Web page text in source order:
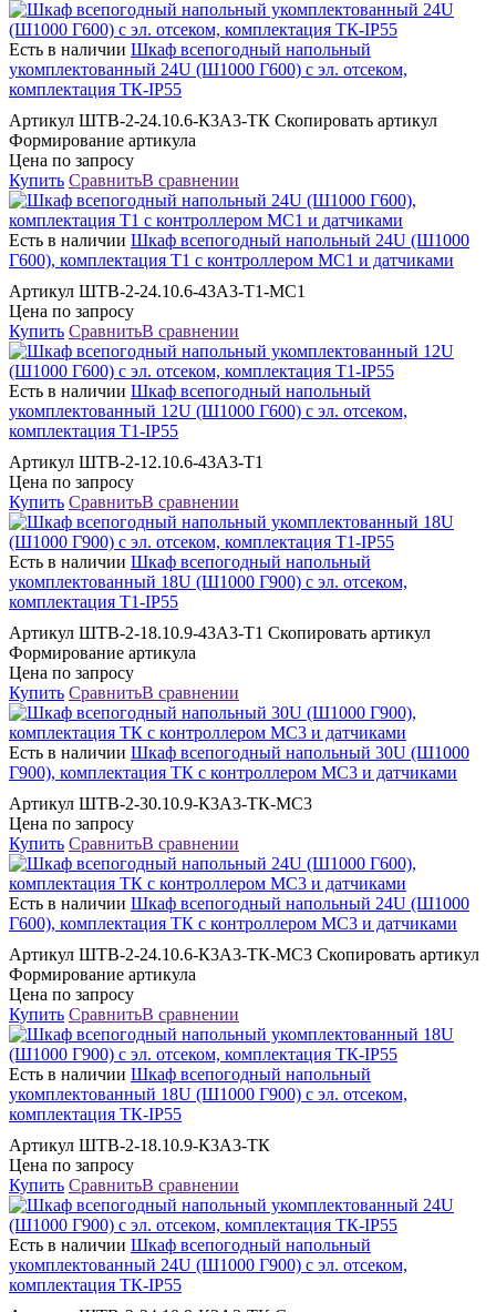
Есть в наличии Шкаф всепогодный напольный
укомплектованный 24U (Ш1000 Г600) с эл. отсеком,
комплектация ТК-IP55
Артикул ШТВ-2-24.10.6-К3А3-ТК Скопировать артикул
Формирование артикула
Цена по запросу
Купить СравнитьВ сравнении
Есть в наличии Шкаф всепогодный напольный 24U (Ш1000
Г600), комплектация Т1 с контроллером MC1 и датчиками
Артикул ШТВ-2-24.10.6-43А3-Т1-МС1
Цена по запросу
Купить СравнитьВ сравнении
Есть в наличии Шкаф всепогодный напольный
укомплектованный 12U (Ш1000 Г600) с эл. отсеком,
комплектация Т1-IP55
Артикул ШТВ-2-12.10.6-43А3-Т1
Цена по запросу
Купить СравнитьВ сравнении
Есть в наличии Шкаф всепогодный напольный
укомплектованный 18U (Ш1000 Г900) с эл. отсеком,
комплектация Т1-IP55
Артикул ШТВ-2-18.10.9-43А3-Т1 Скопировать артикул
Формирование артикула
Цена по запросу
Купить СравнитьВ сравнении
Есть в наличии Шкаф всепогодный напольный 30U (Ш1000
Г900), комплектация ТК с контроллером MC3 и датчиками
Артикул ШТВ-2-30.10.9-К3А3-ТК-МС3
Цена по запросу
Купить СравнитьВ сравнении
Есть в наличии Шкаф всепогодный напольный 24U (Ш1000
Г600), комплектация ТК с контроллером MC3 и датчиками
Артикул ШТВ-2-24.10.6-К3А3-ТК-МС3 Скопировать артикул
Формирование артикула
Цена по запросу
Купить СравнитьВ сравнении
Есть в наличии Шкаф всепогодный напольный
укомплектованный 18U (Ш1000 Г900) с эл. отсеком,
комплектация ТК-IP55
Артикул ШТВ-2-18.10.9-К3А3-ТК
Цена по запросу
Купить СравнитьВ сравнении
Есть в наличии Шкаф всепогодный напольный
укомплектованный 24U (Ш1000 Г900) с эл. отсеком,
комплектация ТК-IP55